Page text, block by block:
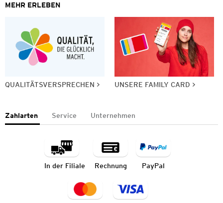
MEHR ERLEBEN
QUALITÄTSVERSPRECHEN UNSERE FAMILY CARD
Zahlarten Service Unternehmen
In der Filiale Rechnung PayPal